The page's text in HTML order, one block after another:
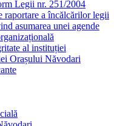
Legii nr. 251/2004
raportare a încălcărilor legii
asumarea unei agende
al instituției
Orașului Năvodari